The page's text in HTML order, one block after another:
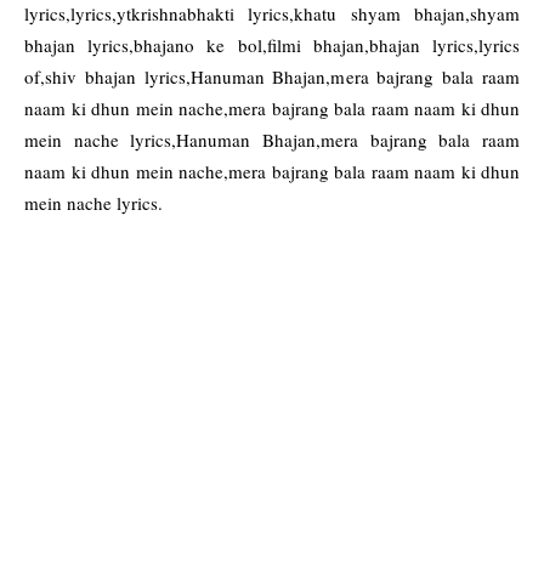
lyrics,lyrics,ytkrishnabhakti lyrics,khatu shyam bhajan,shyam
bhajan lyrics,bhajano ke bol,filmi bhajan,bhajan lyrics,lyrics
of,shiv bhajan lyrics,Hanuman Bhajan,mera bajrang bala raam
naam ki dhun mein nache,mera bajrang bala raam naam ki dhun
mein nache lyrics,Hanuman Bhajan,mera bajrang bala raam
naam ki dhun mein nache,mera bajrang bala raam naam ki dhun
mein nache lyrics.